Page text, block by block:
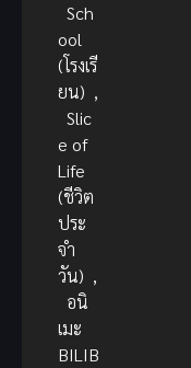
Sch
ool
(โรงเรี
ยน) ,
Slic
e of
Life
(ชีวิต
ประ
จำ
วัน) ,
อนิ
เมะ
BILIB